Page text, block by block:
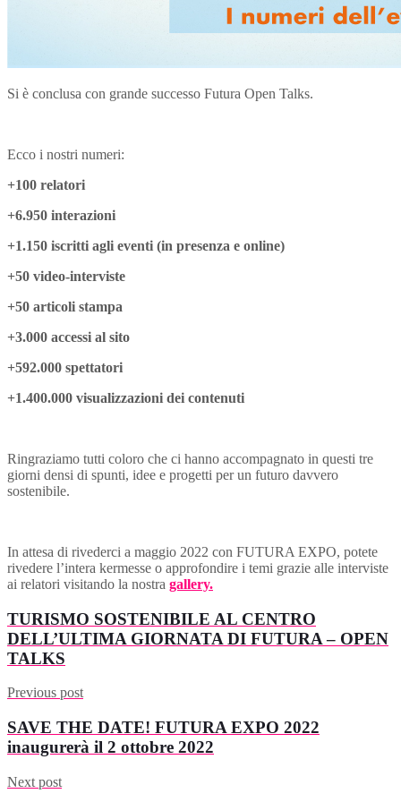
Si è conclusa con grande successo Futura Open Talks.
Ecco i nostri numeri:
+100 relatori
+6.950 interazioni
+1.150 iscritti agli eventi (in presenza e online)
+50 video-interviste
+50 articoli stampa
+3.000 accessi al sito
+592.000 spettatori
+1.400.000 visualizzazioni dei contenuti
Ringraziamo tutti coloro che ci hanno accompagnato in questi tre
giorni densi di spunti, idee e progetti per un futuro davvero
sostenibile.
In attesa di rivederci a maggio 2022 con FUTURA EXPO, potete
rivedere l’intera kermesse o approfondire i temi grazie alle interviste
ai relatori visitando la nostra gallery.
TURISMO SOSTENIBILE AL CENTRO
DELL’ULTIMA GIORNATA DI FUTURA – OPEN
TALKS
Previous post
SAVE THE DATE! FUTURA EXPO 2022
inaugurerà il 2 ottobre 2022
Next post